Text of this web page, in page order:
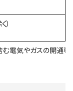
）
電気やガスの開通専